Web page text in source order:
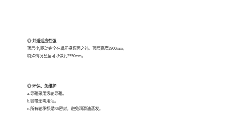
◎ 井道适应性强
顶层小,驱动完全在轿厢投影面之外。顶层高度2900mm，
特殊情况甚至可以做到2550mm。
◎ 环保、免维护
a.导靴采用滚轮导靴。
b.钢带无需用油。
c.所有轴承都是RS密封，避免润滑油蒸发。